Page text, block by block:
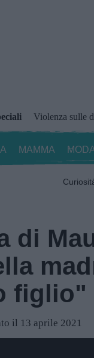
Violenza sulle
MAMMA
di
figlio"
il 13 aprile 2021